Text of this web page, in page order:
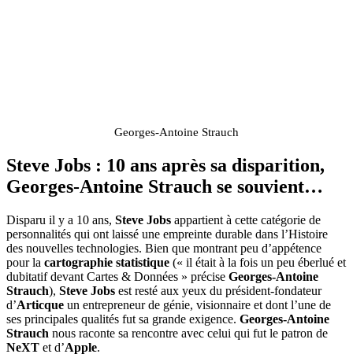
Georges-Antoine Strauch
Steve Jobs : 10 ans après sa disparition,
Georges-Antoine Strauch se souvient…
Disparu il y a 10 ans, Steve Jobs appartient à cette catégorie de
personnalités qui ont laissé une empreinte durable dans l’Histoire
des nouvelles technologies. Bien que montrant peu d’appétence
pour la cartographie statistique (« il était à la fois un peu éberlué et
dubitatif devant Cartes & Données » précise Georges-Antoine
Strauch), Steve Jobs est resté aux yeux du président-fondateur
d’Articque un entrepreneur de génie, visionnaire et dont l’une de
ses principales qualités fut sa grande exigence. Georges-Antoine
Strauch nous raconte sa rencontre avec celui qui fut le patron de
NeXT et d’Apple.